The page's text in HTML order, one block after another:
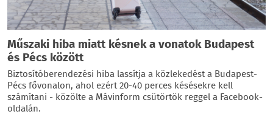
Műszaki hiba miatt késnek a vonatok Budapest
és Pécs között
Biztosítóberendezési hiba lassítja a közlekedést a Budapest-
Pécs fővonalon, ahol ezért 20-40 perces késésekre kell
számítani - közölte a Mávinform csütörtök reggel a Facebook-
oldalán.